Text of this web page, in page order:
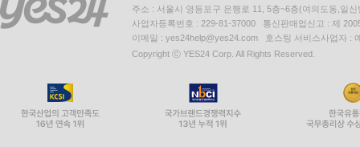
주소 : 서울시 영등포구 은행로 11, 5층~6층(여의도동,일신
사업자등록번호 : 229-81-37000 통신판매업신고 : 제
이메일 : yes24help@yes24.com 호스팅 서비스사업자 :
Copyright ⓒ YES24 Corp. All Rights Reserved.